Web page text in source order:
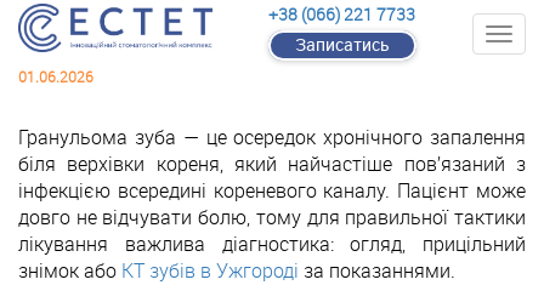
+38 (066) 221 7733
Записатись
Гранульома зуба: симптоми, причини та ефективне
лікування
01.06.2026
Гранульома зуба — це осередок хронічного запалення
біля верхівки кореня, який найчастіше пов’язаний з
інфекцією всередині кореневого каналу. Пацієнт може
довго не відчувати болю, тому для правильної тактики
лікування важлива діагностика: огляд, прицільний
знімок або КТ зубів в Ужгороді за показаннями.